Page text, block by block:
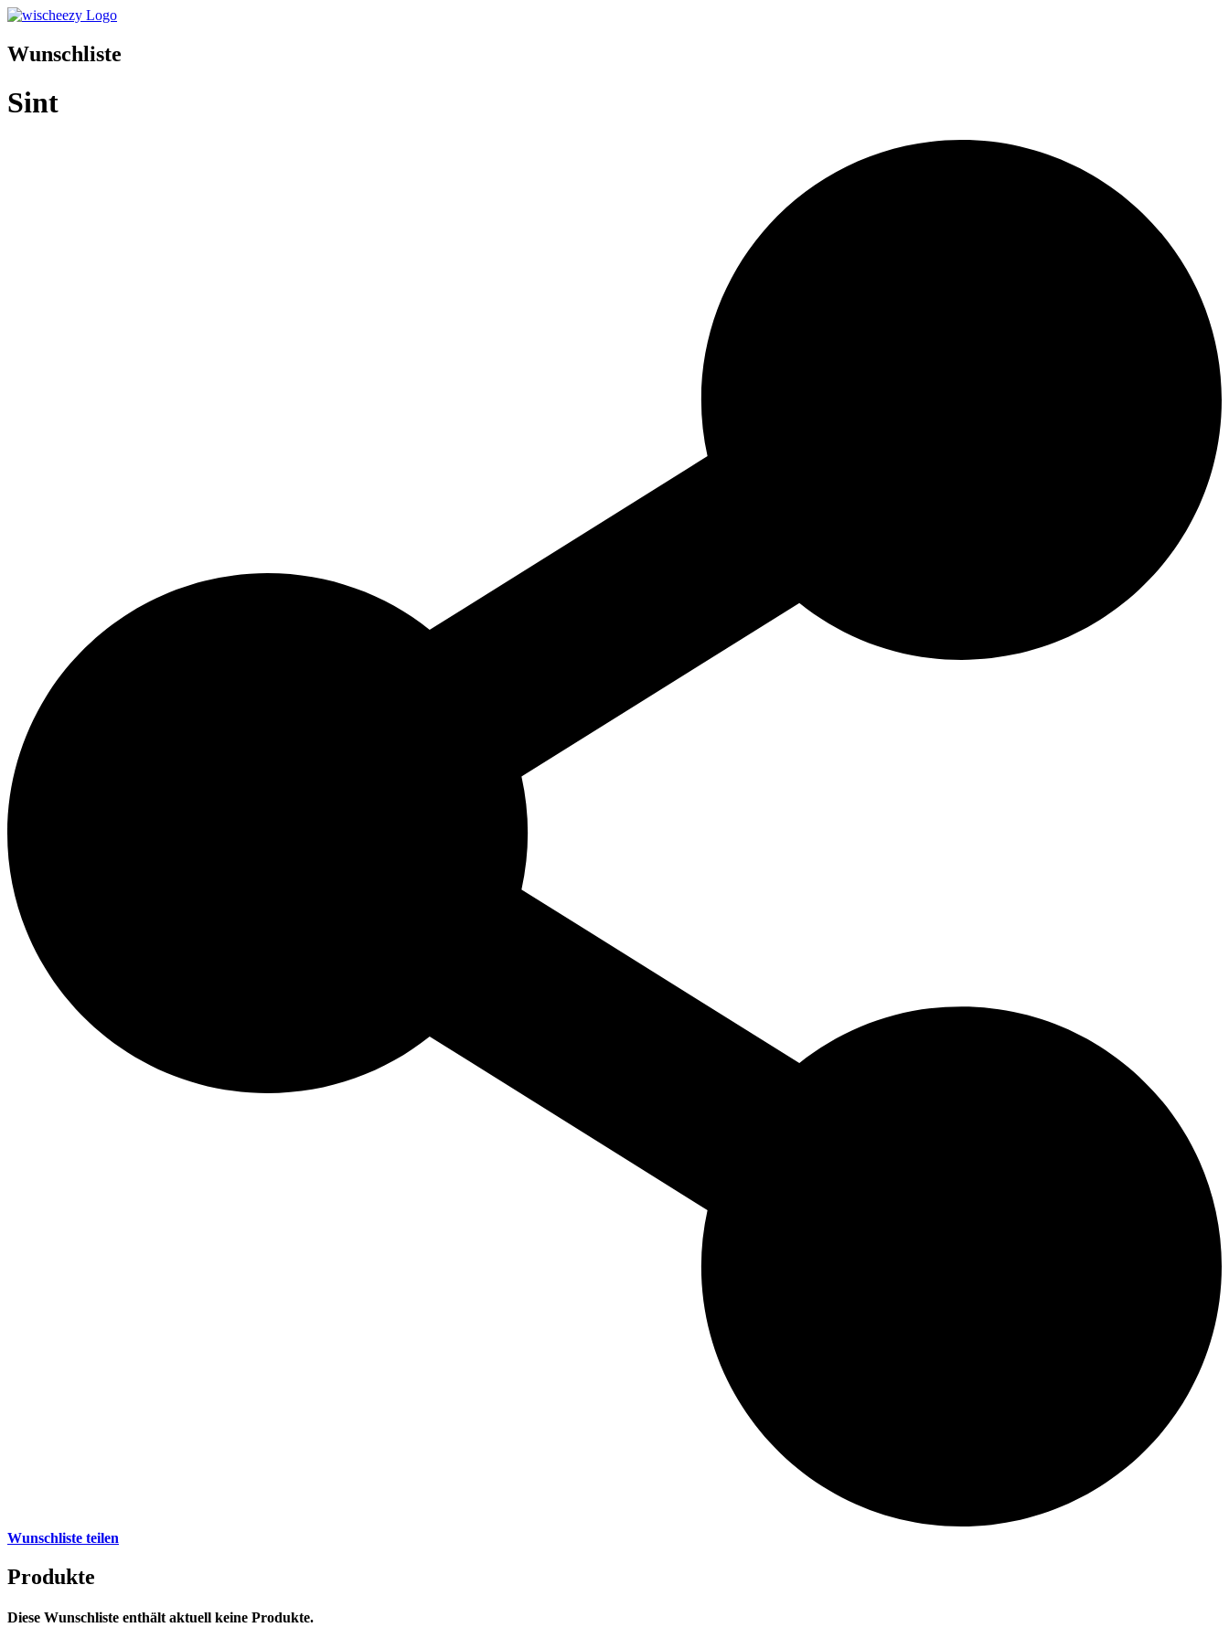
Wunschliste
Sint
Wunschliste teilen
Produkte
Diese Wunschliste enthält aktuell keine Produkte.